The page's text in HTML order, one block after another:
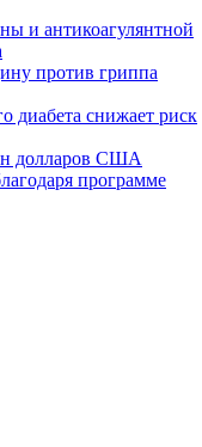
и антикоагулянтной
против гриппа
диабета снижает риск
долларов США
программе